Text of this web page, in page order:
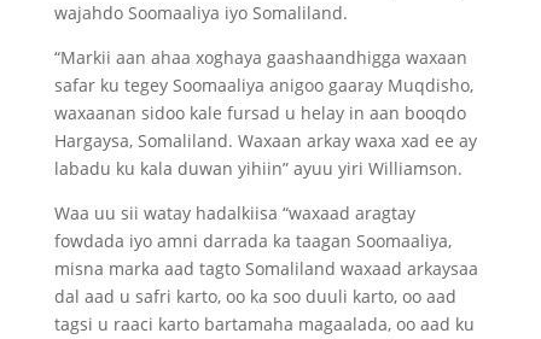
wajahdo Soomaaliya iyo Somaliland.
“Markii aan ahaa xoghaya gaashaandhigga waxaan
safar ku tegey Soomaaliya anigoo gaaray Muqdisho,
waxaanan sidoo kale fursad u helay in aan booqdo
Hargaysa, Somaliland. Waxaan arkay waxa xad ee ay
labadu ku kala duwan yihiin” ayuu yiri Williamson.
Waa uu sii watay hadalkiisa “waxaad aragtay
fowdada iyo amni darrada ka taagan Soomaaliya,
misna marka aad tagto Somaliland waxaad arkaysaa
dal aad u safri karto, oo ka soo duuli karto, oo aad
tagsi u raaci karto bartamaha magaalada, oo aad ku